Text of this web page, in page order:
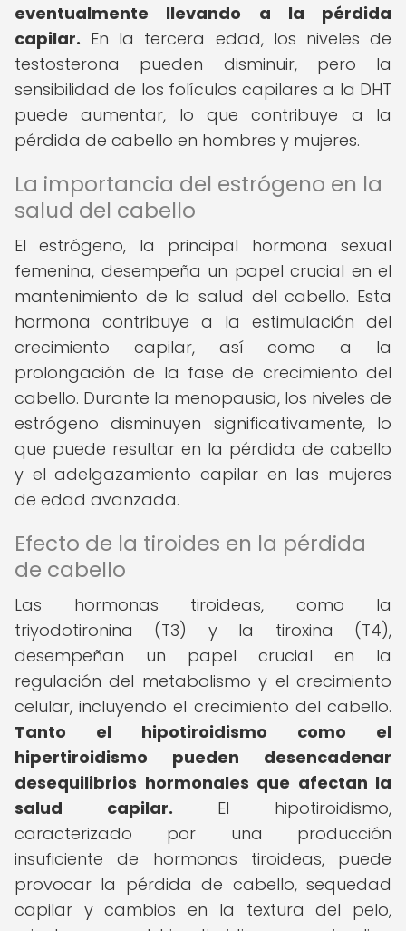
eventualmente llevando a la pérdida
capilar. En la tercera edad, los niveles de
testosterona pueden disminuir, pero la
sensibilidad de los folículos capilares a la DHT
puede aumentar, lo que contribuye a la
pérdida de cabello en hombres y mujeres.
La importancia del estrógeno en la
salud del cabello
El estrógeno, la principal hormona sexual
femenina, desempeña un papel crucial en el
mantenimiento de la salud del cabello. Esta
hormona contribuye a la estimulación del
crecimiento capilar, así como a la
prolongación de la fase de crecimiento del
cabello. Durante la menopausia, los niveles de
estrógeno disminuyen significativamente, lo
que puede resultar en la pérdida de cabello
y el adelgazamiento capilar en las mujeres
de edad avanzada.
Efecto de la tiroides en la pérdida
de cabello
Las hormonas tiroideas, como la
triyodotironina (T3) y la tiroxina (T4),
desempeñan un papel crucial en la
regulación del metabolismo y el crecimiento
celular, incluyendo el crecimiento del cabello.
Tanto el hipotiroidismo como el
hipertiroidismo pueden desencadenar
desequilibrios hormonales que afectan la
salud capilar. El hipotiroidismo,
caracterizado por una producción
insuficiente de hormonas tiroideas, puede
provocar la pérdida de cabello, sequedad
capilar y cambios en la textura del pelo,